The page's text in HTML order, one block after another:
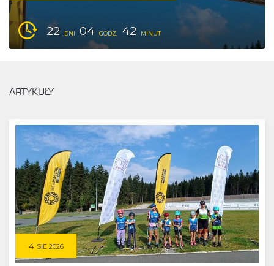
22 DNI 04 GODZ. 42 MINUT
ARTYKUŁY
4 SIE 2026